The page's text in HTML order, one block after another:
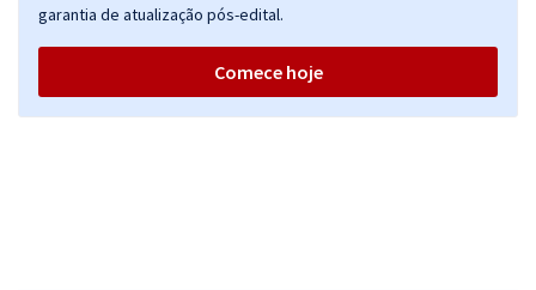
garantia de atualização pós-edital.
Comece hoje